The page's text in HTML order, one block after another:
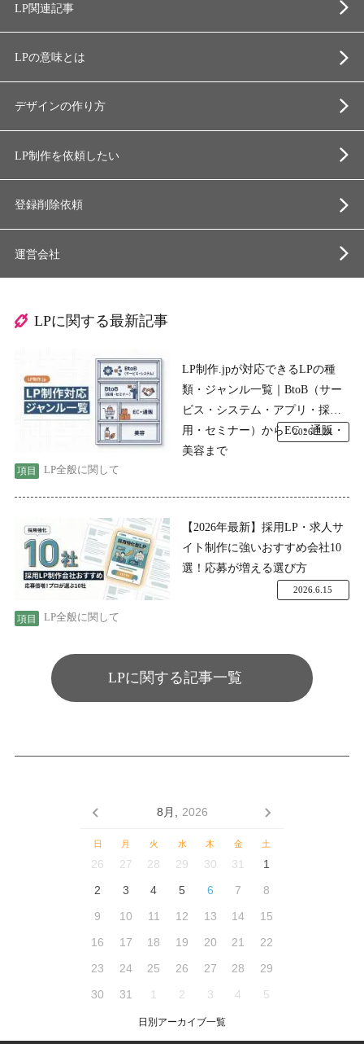
LP関連記事
LPの意味とは
デザインの作り方
LP制作を依頼したい
登録削除依頼
運営会社
LPに関する最新記事
LP制作.jpが対応できるLPの種
類・ジャンル一覧｜BtoB（サー
ビス・システム・アプリ・採
用・セミナー）からEC・通販・
美容まで
LP全般に関して
2026.7.24
【2026年最新】採用LP・求人サ
イト制作に強いおすすめ会社10
選！応募が増える選び方
LP全般に関して
2026.6.15
LPに関する記事一覧
8月, 2026
日 月 火 水 木 金 土
26 27 28 29 30 31
1
2
3 4 5 6 7
8
9
10 11 12 13 14
15
16
17 18 19 20 21
22
23
24 25 26 27 28
29
30
31 1 2 3 4 5
日別アーカイブ一覧